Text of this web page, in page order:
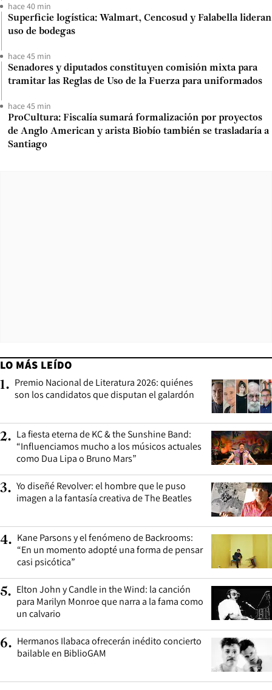
hace 40 min
Superficie logística: Walmart, Cencosud y Falabella lideran
uso de bodegas
hace 45 min
Senadores y diputados constituyen comisión mixta para
tramitar las Reglas de Uso de la Fuerza para uniformados
hace 45 min
ProCultura: Fiscalía sumará formalización por proyectos
de Anglo American y arista Biobío también se trasladaría a
Santiago
LO MÁS LEÍDO
1. Premio Nacional de Literatura 2026: quiénes
son los candidatos que disputan el galardón
2. La fiesta eterna de KC & the Sunshine Band:
“Influenciamos mucho a los músicos actuales
como Dua Lipa o Bruno Mars”
3. Yo diseñé Revolver: el hombre que le puso
imagen a la fantasía creativa de The Beatles
4. Kane Parsons y el fenómeno de Backrooms:
“En un momento adopté una forma de pensar
casi psicótica”
5. Elton John y Candle in the Wind: la canción
para Marilyn Monroe que narra a la fama como
un calvario
6. Hermanos Ilabaca ofrecerán inédito concierto
bailable en BiblioGAM